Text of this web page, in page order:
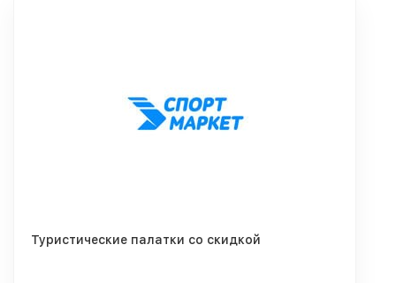
Туристические палатки со скидкой